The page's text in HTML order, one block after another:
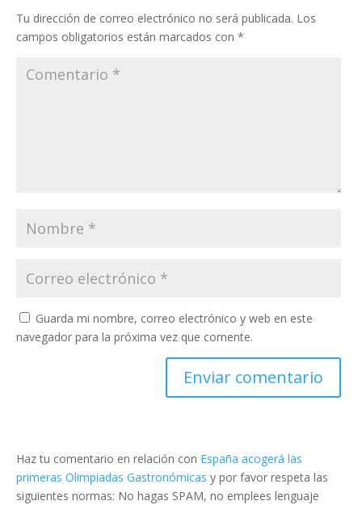
Tu dirección de correo electrónico no será publicada. Los
campos obligatorios están marcados con *
Guarda mi nombre, correo electrónico y web en este
navegador para la próxima vez que comente.
Haz tu comentario en relación con España acogerá las
primeras Olimpiadas Gastronómicas y por favor respeta las
siguientes normas: No hagas SPAM, no emplees lenguaje